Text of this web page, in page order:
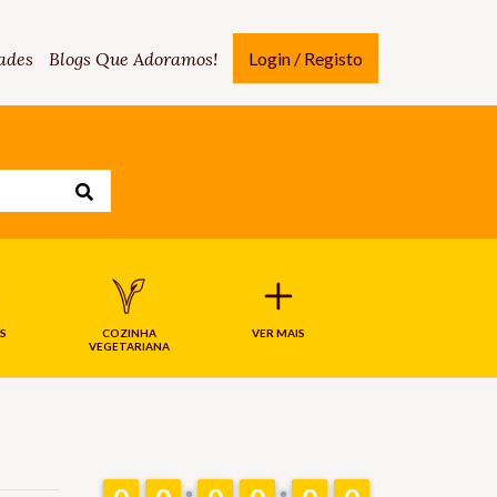
Blogs Que Adoramos! Login / Registo
COZINHA
VEGETARIANA
VER MAIS